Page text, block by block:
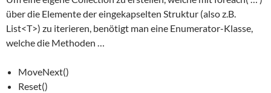
über die Elemente der eingekapselten Struktur (also z.B.
List<T>) zu iterieren, benötigt man eine Enumerator-Klasse,
welche die Methoden …
MoveNext()
Reset()